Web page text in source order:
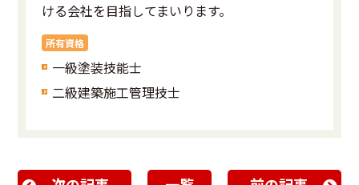
ける会社を目指してまいります。
所有資格
一級塗装技能士
二級建築施工管理技士